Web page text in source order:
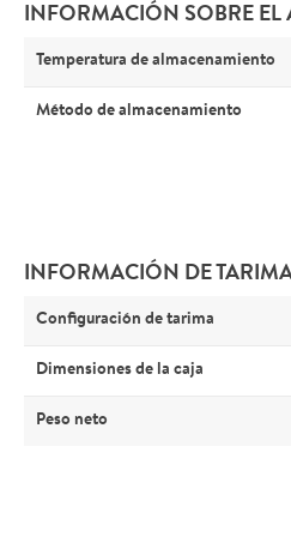
INFORMACIÓN SOBRE EL
Temperatura de almacenamiento
Método de almacenamiento
INFORMACIÓN DE
Configuración de tarima
Dimensiones de la caja
Peso neto